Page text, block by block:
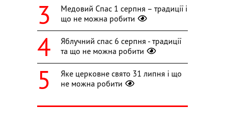
Медовий Спас 1 серпня – традиції і
що не можна робити
Яблучний спас 6 серпня - традиції
та що не можна робити
Яке церковне свято 31 липня і що
не можна робити